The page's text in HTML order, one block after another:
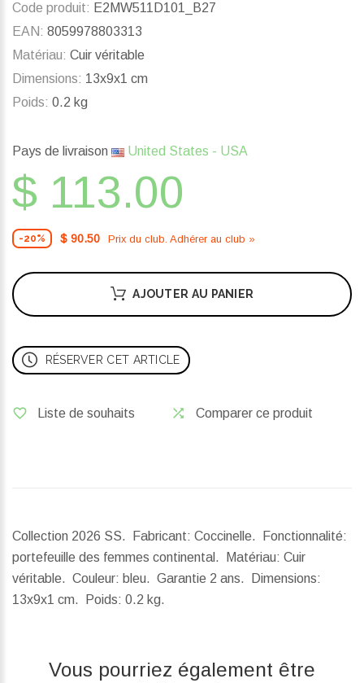
Code produit: E2MW511D101_B27
EAN: 8059978803313
Matériau: Cuir véritable
Dimensions: 13x9x1 cm
Poids: 0.2 kg
Pays de livraison United States - USA
$ 113.00
-20% $ 90.50 Prix ​​du club. Adhérer au club »
AJOUTER AU PANIER
RÉSERVER CET ARTICLE
Liste de souhaits Comparer ce produit
Collection 2026 SS. Fabricant: Coccinelle. Fonctionnalité:
portefeuille des femmes continental. Matériau: Cuir
véritable. Couleur: bleu. Garantie 2 ans.
Dimensions:
13x9x1 cm.
Poids: 0.2 kg.
Vous pourriez également être